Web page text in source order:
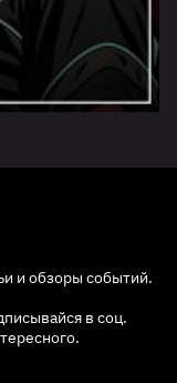
и обзоры событий.
в соц.